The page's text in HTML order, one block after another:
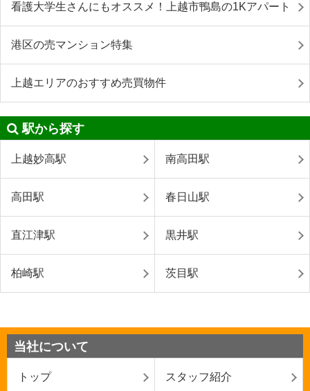
看護大学生さんにもオススメ！上越市鴨島の1Kアパート
港区の売マンション特集
上越エリアのおすすめ売買物件
駅から探す
上越妙高駅 南高田駅
高田駅 春日山駅
直江津駅 黒井駅
柏崎駅 茨目駅
当社について
トップ スタッフ紹介